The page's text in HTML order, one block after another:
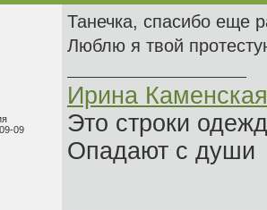
09
Танечка, спасибо еще
Люблю я твой
Ирина Каменская
Это строки
Опадают с души